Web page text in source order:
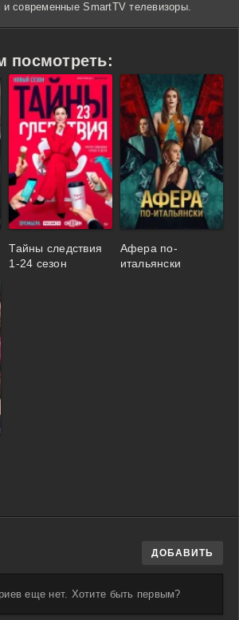
современные SmartTV телевизоры.
посмотреть:
Тайны следствия
1-24 сезон
Афера по-
итальянски
ДОБАВИТЬ
еще нет. Хотите быть первым?